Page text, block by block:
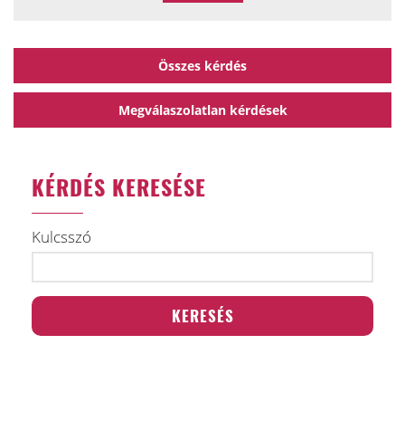
Összes kérdés
Megválaszolatlan kérdések
KÉRDÉS KERESÉSE
Kulcsszó